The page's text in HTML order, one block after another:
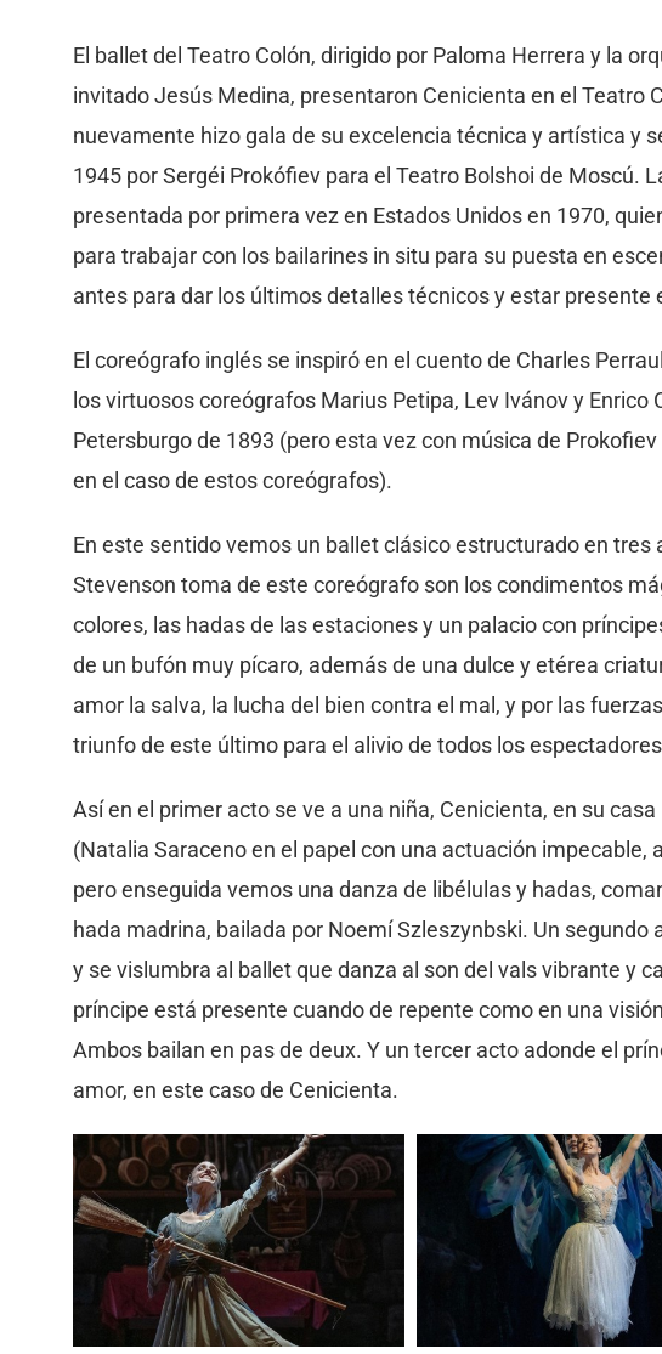
El ballet del Teatro Colón, dirigido por Paloma Herrera y la
invitado Jesús Medina, presentaron Cenicienta en el Teatro
nuevamente hizo gala de su excelencia técnica y artística y
1945 por Sergéi Prokófiev para el Teatro Bolshoi de Moscú.
presentada por primera vez en Estados Unidos en 1970,
para trabajar con los bailarines in situ para su puesta en
antes para dar los últimos detalles técnicos y estar presente
El coreógrafo inglés se inspiró en el cuento de Charles
los virtuosos coreógrafos Marius Petipa, Lev Ivánov y Enrico
Petersburgo de 1893 (pero esta vez con música de
en el caso de estos coreógrafos).
En este sentido vemos un ballet clásico estructurado en
Stevenson toma de este coreógrafo son los condimentos
colores, las hadas de las estaciones y un palacio con
de un bufón muy pícaro, además de una dulce y etérea
amor la salva, la lucha del bien contra el mal, y por las
triunfo de este último para el alivio de todos los
Así en el primer acto se ve a una niña, Cenicienta, en su
(Natalia Saraceno en el papel con una actuación
pero enseguida vemos una danza de libélulas y hadas,
hada madrina, bailada por Noemí Szleszynbski. Un
y se vislumbra al ballet que danza al son del vals vibrante y
príncipe está presente cuando de repente como en una
Ambos bailan en pas de deux. Y un tercer acto adonde el
amor, en este caso de Cenicienta.